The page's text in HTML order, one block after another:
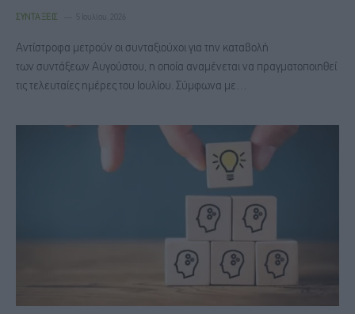
ΣΥΝΤΆΞΕΙΣ 5 Ιουλίου, 2026
Αντίστροφα μετρούν οι συνταξιούχοι για την καταβολή
των συντάξεων Αυγούστου, η οποία αναμένεται να πραγματοποιηθεί
τις τελευταίες ημέρες του Ιουλίου. Σύμφωνα με…